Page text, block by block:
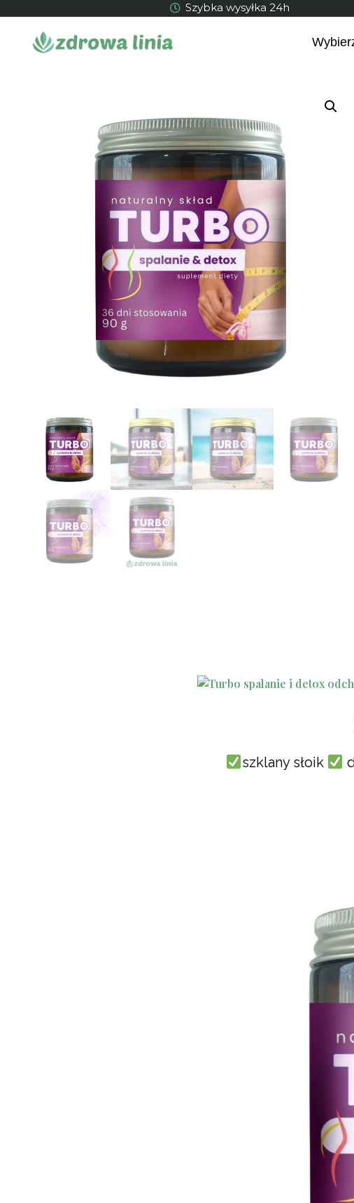
Szybka wysyłka 24h
szklany słoik